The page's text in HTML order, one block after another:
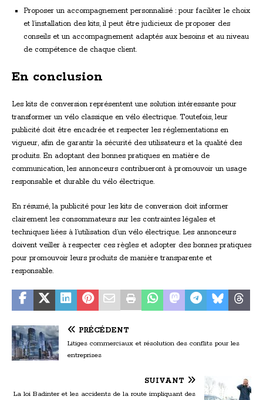
Proposer un accompagnement personnalisé : pour faciliter le choix
et l’installation des kits, il peut être judicieux de proposer des
conseils et un accompagnement adaptés aux besoins et au niveau
de compétence de chaque client.
En conclusion
Les kits de conversion représentent une solution intéressante pour
transformer un vélo classique en vélo électrique. Toutefois, leur
publicité doit être encadrée et respecter les réglementations en
vigueur, afin de garantir la sécurité des utilisateurs et la qualité des
produits. En adoptant des bonnes pratiques en matière de
communication, les annonceurs contribueront à promouvoir un usage
responsable et durable du vélo électrique.
En résumé, la publicité pour les kits de conversion doit informer
clairement les consommateurs sur les contraintes légales et
techniques liées à l’utilisation d’un vélo électrique. Les annonceurs
doivent veiller à respecter ces règles et adopter des bonnes pratiques
pour promouvoir leurs produits de manière transparente et
responsable.
PRÉCÉDENT
Litiges commerciaux et résolution des conflits pour les
entreprises
SUIVANT
La loi Badinter et les accidents de la route impliquant des